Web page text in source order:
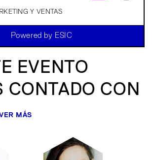
EVENTO
CONTADO CON
MÁS
Y VENTAS
Powered by ESIC